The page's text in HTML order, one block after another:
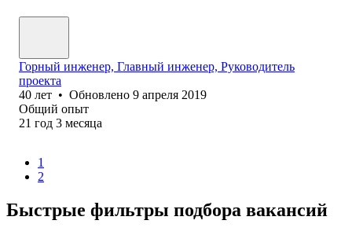
Горный инженер, Главный инженер, Руководитель
проекта
40 лет • Обновлено 9 апреля 2019
Общий опыт
21 год 3 месяца
1
2
Быстрые фильтры подбора вакансий